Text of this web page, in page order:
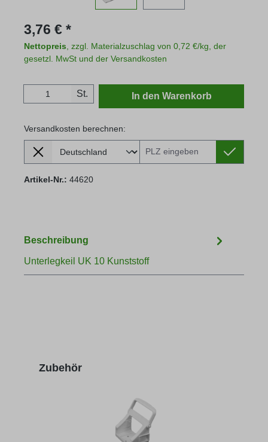
Regulärer Preis:
3,76 € *
Nettopreis , zzgl. Materialzuschlag von 0,72 €/kg, der
gesetzl. MwSt und der Versandkosten
Produkt Anzahl: Gib den gewünschten
St. In den Warenkorb
Versandkosten berechnen:
Lieferland
Versandkosten berechnen:
Artikel-Nr.: 44620
Beschreibung
Unterlegkeil UK 10 Kunststoff
Produktgalerie überspringen
Zubehör